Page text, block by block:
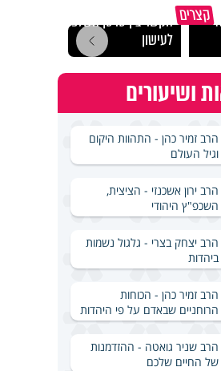
קצרים הקשר בין סרטן השלפוחית
לעישון
ושיעורים
הרב זמיר כהן - התהוות היקום
וגיל העולם
הרב ירון אשכנזי - הציצית,
השכפ"ץ היהודי
הרב יצחק בצרי - גלגול נשמות
ביהדות
הרב זמיר כהן - הכוחות
הרוחניים שבאדם על פי היהדות
הרב שניר גואטה - ההזדמנות
של החיים שלכם